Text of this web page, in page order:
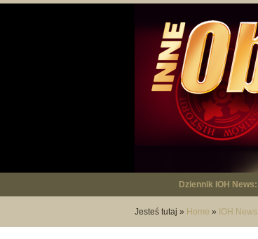
Dziennik IOH News:
Jesteś tutaj » Home » IOH News